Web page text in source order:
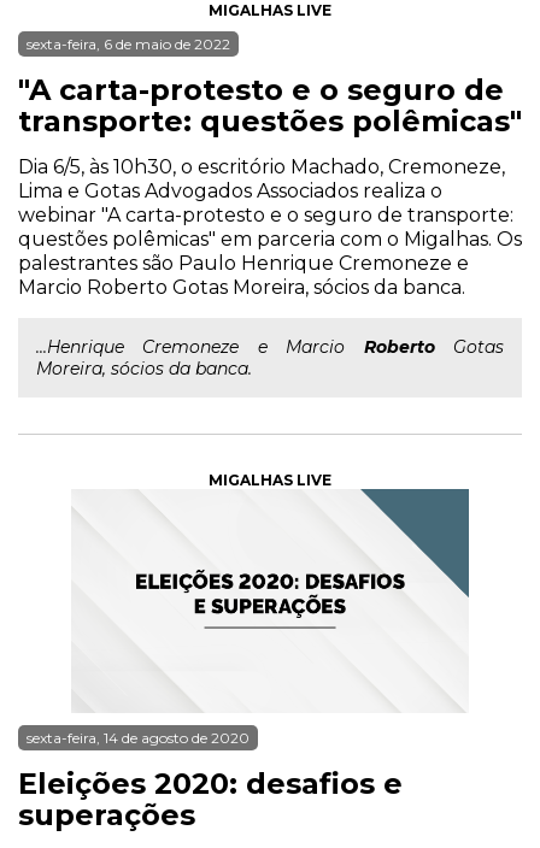
MIGALHAS LIVE
sexta-feira, 6 de maio de 2022
"A carta-protesto e o seguro de
transporte: questões polêmicas"
Dia 6/5, às 10h30, o escritório Machado, Cremoneze,
Lima e Gotas Advogados Associados realiza o
webinar "A carta-protesto e o seguro de transporte:
questões polêmicas" em parceria com o Migalhas. Os
palestrantes são Paulo Henrique Cremoneze e
Marcio Roberto Gotas Moreira, sócios da banca.
...Henrique Cremoneze e Marcio RobertoGotas
Moreira, sócios da banca.
MIGALHAS LIVE
sexta-feira, 14 de agosto de 2020
Eleições 2020: desafios e
superações